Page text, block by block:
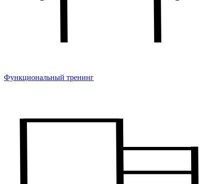
Функциональный тренинг